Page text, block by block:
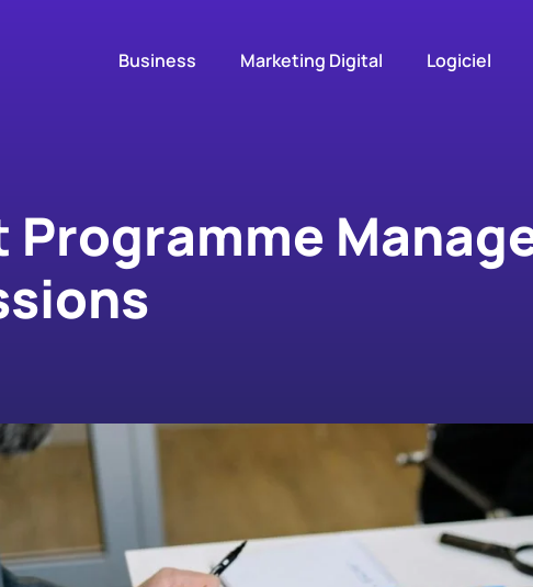
Business Marketing Digital Logiciel